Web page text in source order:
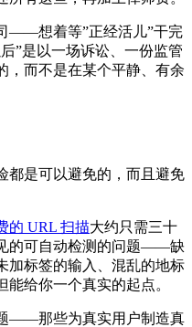
——想着等”正经活儿”干完
”是以一场诉讼、一份监管
，而不是在某个平静、有余
都是可以避免的，而且避免
的 URL 扫描大约只需三十
的可自动检测的问题——缺
加标签的输入、混乱的地标
给你一个真实的起点。
——那些为真实用户制造真